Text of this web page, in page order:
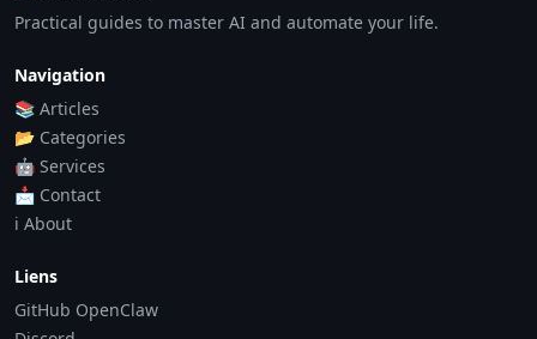
Practical guides to master AI and automate your life.
Navigation
📚 Articles
📂 Categories
🤖 Services
📩 Contact
ℹ️ About
Liens
GitHub OpenClaw